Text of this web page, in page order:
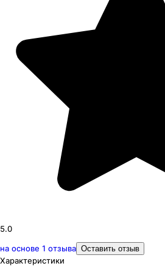
5.0
на основе 1 отзыва Оставить отзыв
Характеристики